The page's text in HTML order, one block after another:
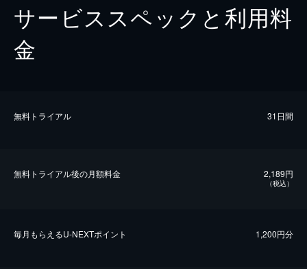
サービススペックと利用料
金
無料トライアル 31日間
無料トライアル後の⽉額料金 2,189円
（税込）
毎⽉もらえるU-NEXTポイント 1,200円分